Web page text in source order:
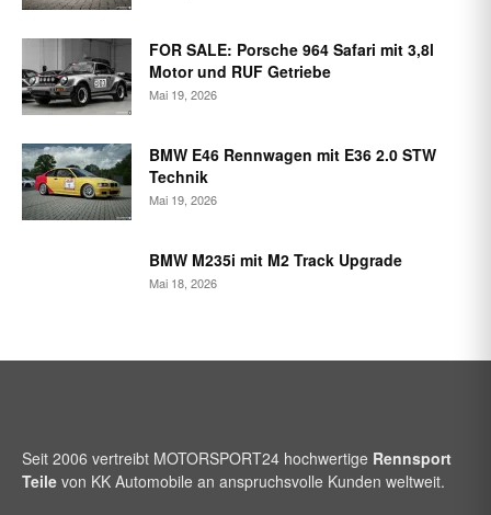
FOR SALE: Porsche 964 Safari mit 3,8l
Motor und RUF Getriebe
Mai 19, 2026
BMW E46 Rennwagen mit E36 2.0 STW
Technik
Mai 19, 2026
BMW M235i mit M2 Track Upgrade
Mai 18, 2026
Seit 2006 vertreibt MOTORSPORT24 hochwertige Rennsport
Teile von KK Automobile an anspruchsvolle Kunden weltweit.